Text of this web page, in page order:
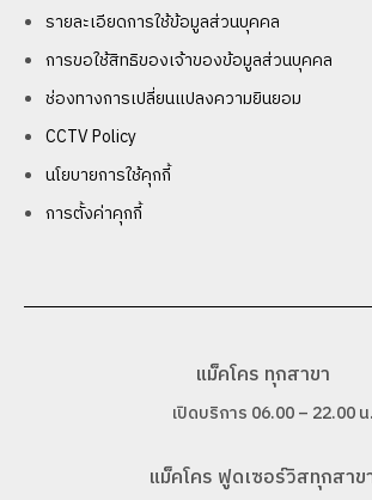
รายละเอียดการใช้ข้อมูลส่วนบุคคล
การขอใช้สิทธิของเจ้าของข้อมูลส่วนบุคคล
ช่องทางการเปลี่ยนแปลงความยินยอม
CCTV Policy
นโยบายการใช้คุกกี้
การตั้งค่าคุกกี้
แม็คโคร ทุกสาขา
เปิดบริการ 06.00 – 22.00 น.
แม็คโคร ฟูดเซอร์วิสทุกสาข